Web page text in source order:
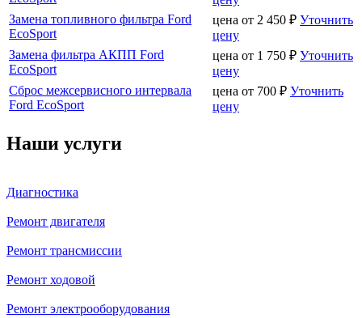
Замена топливного фильтра Ford
EcoSport
цена от 2 450 ₽ Уточнить
цену
Замена фильтра АКПП Ford
EcoSport
цена от 1 750 ₽ Уточнить
цену
Сброс межсервисного интервала
Ford EcoSport
цена от 700 ₽ Уточнить
цену
Наши услуги
Диагностика
Ремонт двигателя
Ремонт трансмиссии
Ремонт ходовой
Ремонт электрооборудования